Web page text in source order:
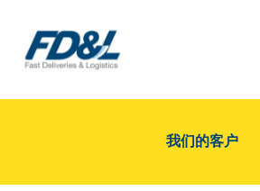
我们的客户